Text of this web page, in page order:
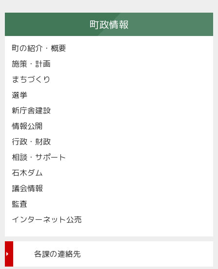
町政情報
町の紹介・概要
施策・計画
まちづくり
選挙
新庁舎建設
情報公開
行政・財政
相談・サポート
石木ダム
議会情報
監査
インターネット公売
各課の連絡先